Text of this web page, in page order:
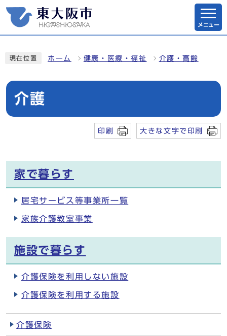
メニュー
現在位置 ホーム 健康・医療・福祉 介護・高齢
介護
印刷 大きな文字で印刷
家で暮らす
居宅サービス等事業所一覧
家族介護教室事業
施設で暮らす
介護保険を利用しない施設
介護保険を利用する施設
介護保険